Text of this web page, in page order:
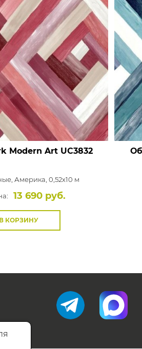
Modern ArtUC3832
Америка, 0,52x10 м
13 690 руб.
В КОРЗИНУ